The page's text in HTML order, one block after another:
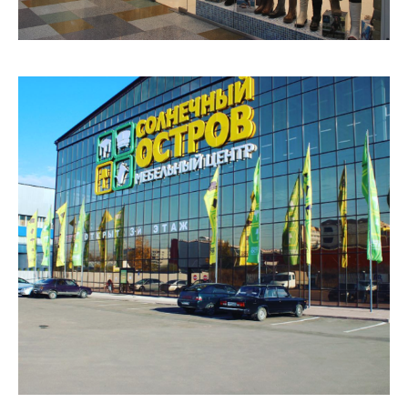
Мебельный центр
на Индустриальной